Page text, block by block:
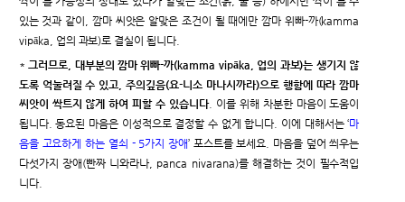
있는 것과 같이, 깜마 씨앗은 알맞은 조건이 될 때에만 깜마 위빠-까(kamma
vipāka, 업의 과보)로 결실이 됩니다.
* 그러므로, 대부분의 깜마 위빠-까(kamma vipāka, 업의 과보)는 생기지 않
도록 억눌려질 수 있고, 주의깊음(요-니소 마나시까라)으로 행함에 따라 깜마
씨앗이 싹트지 않게 하여 피할 수 있습니다. 이를 위해 차분한 마음이 도움이
됩니다. 동요된 마음은 이성적으로 결정할 수 없게 합니다. 이에 대해서는 ‘마
음을 고요하게 하는 열쇠 - 5가지 장애’ 포스트를 보세요. 마음을 덮어 씌우는
다섯가지 장애(빤짜 니와라나, panca nivarana)를 해결하는 것이 필수적입
니다.